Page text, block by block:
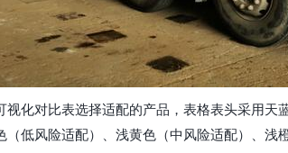
视化对比表选择适配的产品，表格表头采用天
（低风险适配）、浅黄色（中风险适配）、浅